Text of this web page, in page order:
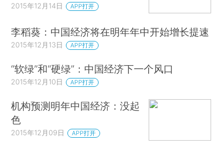
2015年12月14日 APP打开
李稻葵：中国经济将在明年年中开始增长提速
2015年12月13日 APP打开
“软绿”和“硬绿”：中国经济下一个风口
2015年12月10日 APP打开
机构预测明年中国经济：没起
色
2015年12月09日 APP打开